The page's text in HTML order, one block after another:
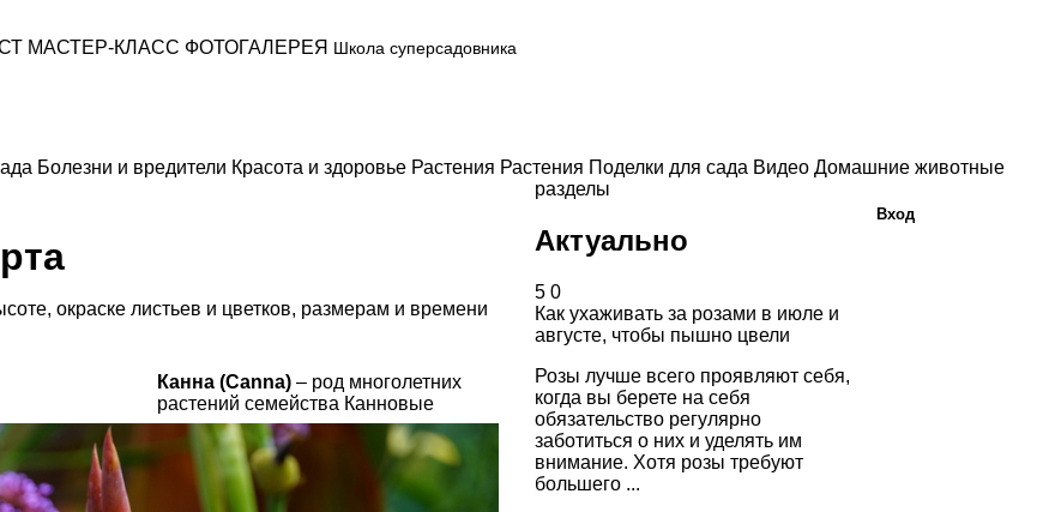
МАСТЕР-КЛАСС ФОТОГАЛЕРЕЯ Школа суперсадовника
Болезни и вредители Красота и здоровье Растения Растения Поделки для сада Видео Домашние животные
окраске листьев и цветков, размерам и времени
Канна (Canna)– род многолетних
растений семейства Канновые
разделы
Актуально
5 0
Как ухаживать за розами в июле и
августе, чтобы пышно цвели
Розы лучше всего проявляют себя,
когда вы берете на себя
обязательство регулярно
заботиться о них и уделять им
внимание. Хотя розы требуют
большего ...
Вход